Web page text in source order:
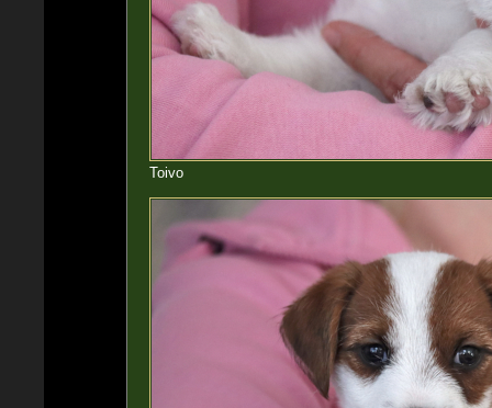
Toivo